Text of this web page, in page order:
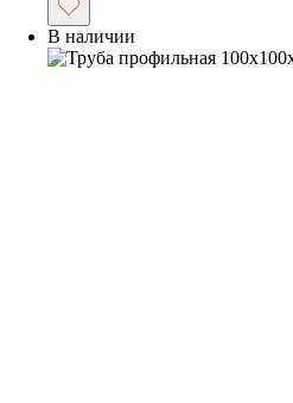
В наличии